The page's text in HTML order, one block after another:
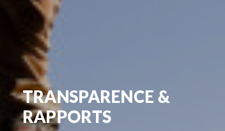
TRANSPARENCE &
RAPPORTS